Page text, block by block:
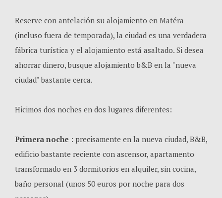
Reserve con antelación su alojamiento en Matéra
(incluso fuera de temporada), la ciudad es una verdadera
fábrica turística y el alojamiento está asaltado. Si desea
ahorrar dinero, busque alojamiento b&B en la "nueva
ciudad" bastante cerca.
Hicimos dos noches en dos lugares diferentes:
Primera noche : precisamente en la nueva ciudad, B&B,
edificio bastante reciente con ascensor, apartamento
transformado en 3 dormitorios en alquiler, sin cocina,
baño personal (unos 50 euros por noche para dos